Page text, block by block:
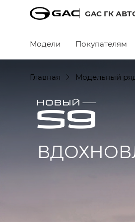
GAC ГК
Модели Покупателям
Главная Модельный